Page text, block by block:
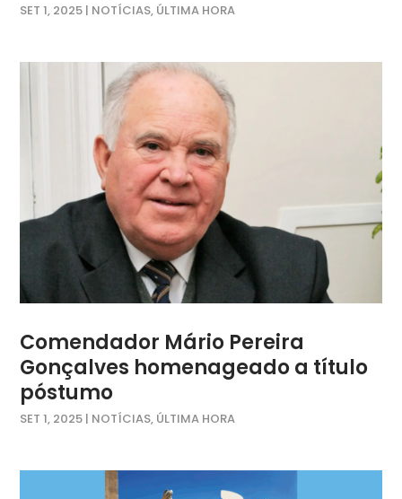
SET 1, 2025 | NOTÍCIAS, ÚLTIMA HORA
Comendador Mário Pereira
Gonçalves homenageado a título
póstumo
SET 1, 2025 | NOTÍCIAS, ÚLTIMA HORA